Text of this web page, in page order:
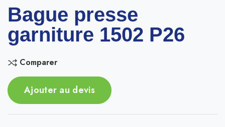
Bague presse
garniture 1502 P26
Comparer
Ajouter au devis